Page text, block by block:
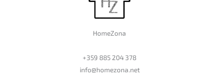
HomeZona
+359 885 204 378
info@homezona.net